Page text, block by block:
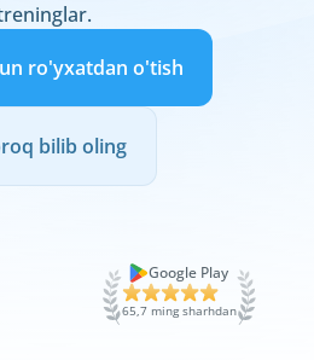
ro'yxatdan o'tish
bilib oling
Google Play
65,7 ming sharhdan